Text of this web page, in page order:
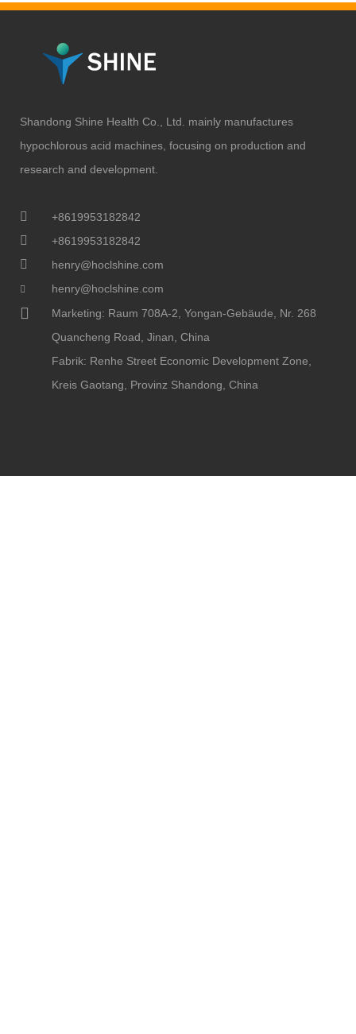
Shandong Shine Health Co., Ltd. mainly manufactures
hypochlorous acid machines, focusing on production and
research and development.
+8619953182842
+8619953182842
henry@hoclshine.com
henry@hoclshine.com
Marketing: Raum 708A-2, Yongan-Gebäude, Nr. 268
Quancheng Road, Jinan, China
Fabrik: Renhe Street Economic Development Zone,
Kreis Gaotang, Provinz Shandong, China